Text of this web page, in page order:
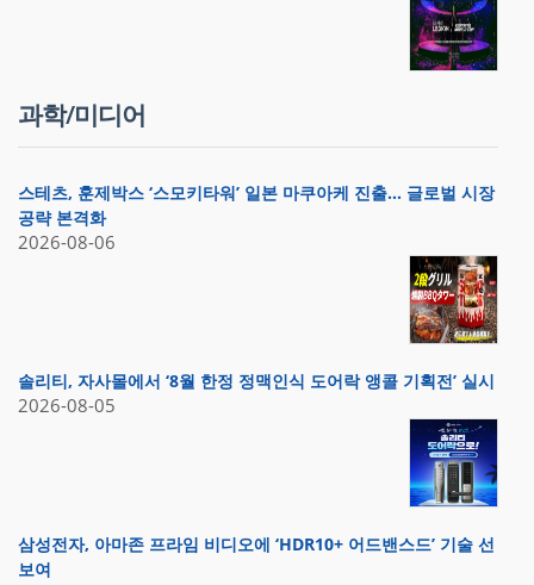
과학/미디어
스테츠, 훈제박스 ‘스모키타워’ 일본 마쿠아케 진출… 글로벌 시장
공략 본격화
2026-08-06
솔리티, 자사몰에서 ‘8월 한정 정맥인식 도어락 앵콜 기획전’ 실시
2026-08-05
삼성전자, 아마존 프라임 비디오에 ‘HDR10+ 어드밴스드’ 기술 선
보여